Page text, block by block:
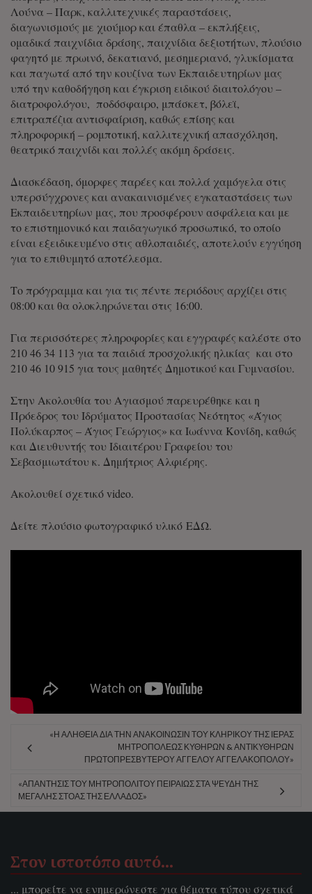
Λούνα – Παρκ, καλλιτεχνικές παραστάσεις,
διαγωνισμούς με χιούμορ και έπαθλα – εκπλήξεις,
ομαδικά παιχνίδια δράσης, παιχνίδια δεξιοτήτων, πλούσιο
φαγητό με πρωινό, δεκατιανό, μεσημεριανό, γλυκίσματα
και παγωτά από την κουζίνα των Εκπαιδευτηρίων μας
υπό την καθοδήγηση και έγκριση ειδικού διαιτολόγου –
διατροφολόγου, ποδόσφαιρο, μπάσκετ, βόλεϊ,
επιτραπέζια αντισφαίριση, καθώς επίσης και
πληροφορική – ρομποτική, καλλιτεχνική απασχόληση,
θεατρικό παιχνίδι και πολλές ακόμη δράσεις.
Διασκέδαση, όμορφες παρέες και πολλά χαμόγελα στις
υπερσύγχρονες και ανακαινισμένες εγκαταστάσεις των
Εκπαιδευτηρίων μας, που προσφέρουν ασφάλεια και με
το επιστημονικό και παιδαγωγικό προσωπικό, το οποίο
είναι εξειδικευμένο στις αθλοπαιδιές, αποτελούν εγγύηση
για το επιθυμητό αποτέλεσμα.
Το πρόγραμμα και για τις πέντε περιόδους αρχίζει στις
08:00 και θα ολοκληρώνεται στις 16:00.
Για περισσότερες πληροφορίες και εγγραφές καλέστε στο
210 46 34 113 για τα παιδιά προσχολικής ηλικίας και στο
210 46 10 915 για τους μαθητές Δημοτικού και Γυμνασίου.
Στην Ακολουθία του Αγιασμού παρευρέθηκε και η
Πρόεδρος του Ιδρύματος Προστασίας Νεότητος «Άγιος
Πολύκαρπος – Άγιος Γεώργιος» κα Ιωάννα Κονίδη, καθώς
και Διευθυντής του Ιδιαιτέρου Γραφείου του
Σεβασμιωτάτου κ. Δημήτριος Αλφιέρης.
Ακολουθεί σχετικό video.
Δείτε πλούσιο φωτογραφικό υλικό ΕΔΩ.
«Η ΑΛΗΘΕΙΑ ΔΙΑ ΤΗΝ ΑΝΑΚΟΙΝΩΣΙΝ ΤΟΥ ΚΛΗΡΙΚΟΥ ΤΗΣ ΙΕΡΑΣ
ΜΗΤΡΟΠΟΛΕΩΣ ΚΥΘΗΡΩΝ & ΑΝΤΙΚΥΘΗΡΩΝ
ΠΡΩΤΟΠΡΕΣΒΥΤΕΡΟΥ ΑΓΓΕΛΟΥ ΑΓΓΕΛΑΚΟΠΟΛΟΥ»
«ΑΠΑΝΤΗΣΙΣ ΤΟΥ ΜΗΤΡΟΠΟΛΙΤΟΥ ΠΕΙΡΑΙΩΣ ΣΤΑ ΨΕΥΔΗ ΤΗΣ
ΜΕΓΑΛΗΣ ΣΤΟΑΣ ΤΗΣ ΕΛΛΑΔΟΣ»
Στον ιστοτόπο αυτό…
... μπορείτε να ενημερώνεστε για θέματα τύπου σχετικά